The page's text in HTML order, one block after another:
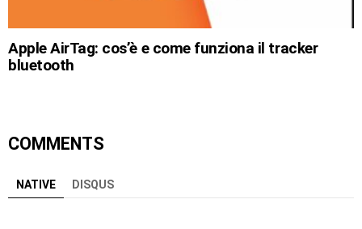
Apple AirTag: cos’è e come funziona il tracker
bluetooth
COMMENTS
NATIVE DISQUS